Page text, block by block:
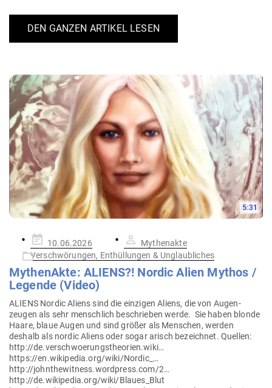
DEN GANZEN ARTIKEL LESEN
Gepostet
am
10.06.2026
Mythenakte
Verschwörungen, Enthüllungen & Unglaubliches
Mythe­nAkte: ALIENS?! Nordic Alien Mythos /
Legende (Video)
ALIENS Nordic Aliens sind die ein­zigen Aliens, die von Augen­
zeugen als sehr menschlich beschrieben werde. Sie haben blonde
Haare, blaue Augen und sind größer als Men­schen, werden
deshalb als nordic Aliens oder sogar arisch bezeichnet. Quellen:
http://de.verschwoerungstheorien.wiki…
https://en.wikipedia.org/wiki/Nordic_…
http://johnthewitness.wordpress.com/2…
http://de.wikipedia.org/wiki/Blaues_Blut